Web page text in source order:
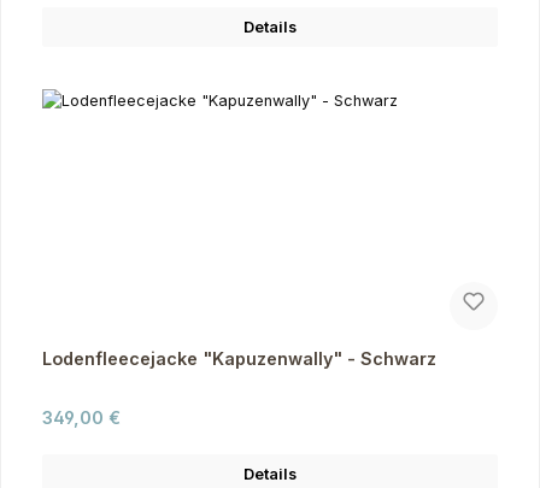
Details
Lodenfleecejacke "Kapuzenwally" - Schwarz
Regulärer Preis:
349,00 €
Details